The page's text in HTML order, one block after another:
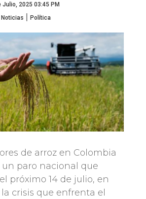
Julio, 2025 03:45 PM
Noticias | Política
de arroz en Colombia
paro nacional que
próximo 14 de julio, en
crisis que enfrenta el